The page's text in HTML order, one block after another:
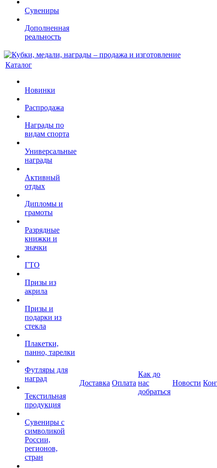
Сувениры
Дополненная
реальность
Каталог
Новинки
Распродажа
Награды по
видам спорта
Универсальные
награды
Активный
отдых
Дипломы и
грамоты
Разрядные
книжки и
значки
ГТО
Призы из
акрила
Призы и
подарки из
стекла
Плакетки,
панно, тарелки
Футляры для
наград
Текстильная
продукция
Сувениры с
символикой
России,
регионов,
стран
Доставка Оплата
Как до
нас
добраться
Новости